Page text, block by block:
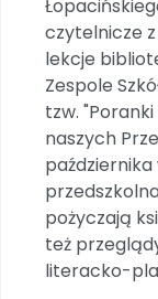
Zestawy do
POLECAMY
Wybierz
Przy
Zaplanuj
Materiały
NA SKRÓTY
Letnia
Promocje w
Nowości
Polecamy
Promocje
Szkolenia
Ruch i
Bliżej
Pomoc
Książka
YouTube
Filmy
czytelnicze
lekcje
Zespole
tzw.
naszych
pożyczają
też
literacko-